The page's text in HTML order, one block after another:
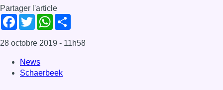
Partager l'article
Facebook
TwitterWhatsApp
28 octobre 2019 - 11h58
News
Schaerbeek